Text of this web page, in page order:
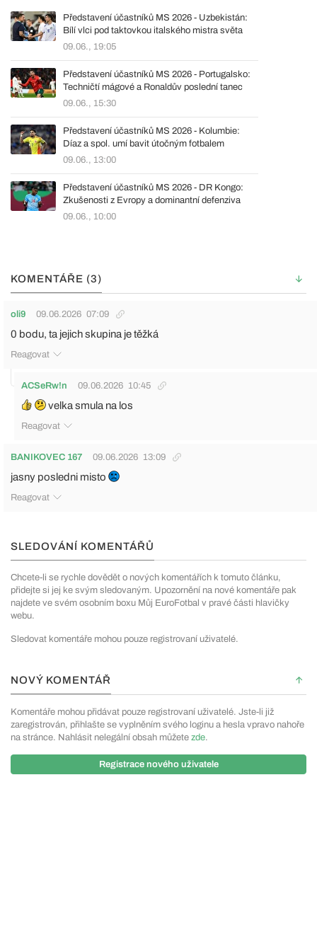
Představení účastníků MS 2026 - Uzbekistán:
Bílí vlci pod taktovkou italského mistra světa
09.06., 19:05
Představení účastníků MS 2026 - Portugalsko:
Techničtí mágové a Ronaldův poslední tanec
09.06., 15:30
Představení účastníků MS 2026 - Kolumbie:
Díaz a spol. umí bavit útočným fotbalem
09.06., 13:00
Představení účastníků MS 2026 - DR Kongo:
Zkušenosti z Evropy a dominantní defenziva
09.06., 10:00
KOMENTÁŘE (3)
oli9 09.06.2026 07:09
0 bodu, ta jejich skupina je těžká
Reagovat
ACSeRw!n 09.06.2026 10:45
velka smula na los
Reagovat
BANIKOVEC 167 09.06.2026 13:09
jasny posledni misto
Reagovat
SLEDOVÁNÍ KOMENTÁŘŮ
Chcete-li se rychle dovědět o nových komentářích k tomuto článku,
přidejte si jej ke svým sledovaným. Upozornění na nové komentáře pak
najdete ve svém osobním boxu Můj EuroFotbal v pravé části hlavičky
webu.
Sledovat komentáře mohou pouze registrovaní uživatelé.
NOVÝ KOMENTÁŘ
Komentáře mohou přidávat pouze registrovaní uživatelé. Jste-li již
zaregistrován, přihlašte se vyplněním svého loginu a hesla vpravo nahoře
na stránce. Nahlásit nelegální obsah můžete zde.
Registrace nového uživatele